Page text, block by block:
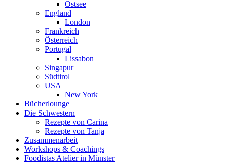
Ostsee
England
London
Frankreich
Österreich
Portugal
Lissabon
Singapur
Südtirol
USA
New York
Bücherlounge
Die Schwestern
Rezepte von Carina
Rezepte von Tanja
Zusammenarbeit
Workshops & Coachings
Foodistas Atelier in Münster